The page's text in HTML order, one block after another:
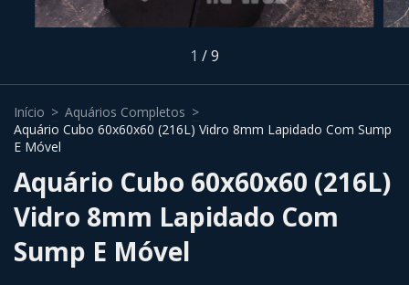
1 /9
Início > Aquários Completos >
Aquário Cubo 60x60x60 (216L) Vidro 8mm Lapidado Com Sump
E Móvel
Aquário Cubo 60x60x60 (216L)
Vidro 8mm Lapidado Com
Sump E Móvel